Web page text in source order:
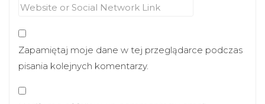
Zapamiętaj moje dane w tej przeglądarce podczas
pisania kolejnych komentarzy.